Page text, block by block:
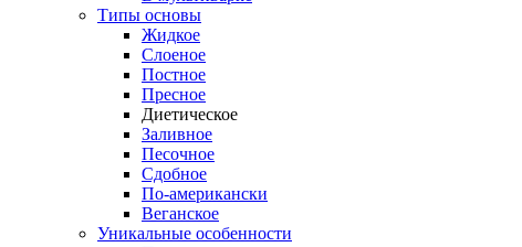
Типы основы
Жидкое
Слоеное
Постное
Пресное
Диетическое
Заливное
Песочное
Сдобное
По-американски
Веганское
Уникальные особенности